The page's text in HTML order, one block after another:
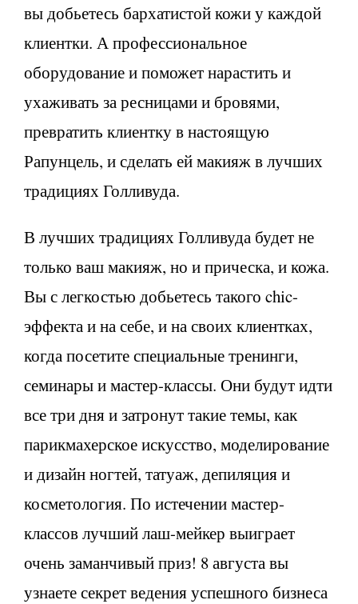
вы добьетесь бархатистой кожи у каждой
клиентки. А профессиональное
оборудование и поможет нарастить и
ухаживать за ресницами и бровями,
превратить клиентку в настоящую
Рапунцель, и сделать ей макияж в лучших
традициях Голливуда.
В лучших традициях Голливуда будет не
только ваш макияж, но и прическа, и кожа.
Вы с легкостью добьетесь такого chic-
эффекта и на себе, и на своих клиентках,
когда посетите специальные тренинги,
семинары и мастер-классы. Они будут идти
все три дня и затронут такие темы, как
парикмахерское искусство, моделирование
и дизайн ногтей, татуаж, депиляция и
косметология. По истечении мастер-
классов лучший лаш-мейкер выиграет
очень заманчивый приз! 8 августа вы
узнаете секрет ведения успешного бизнеса